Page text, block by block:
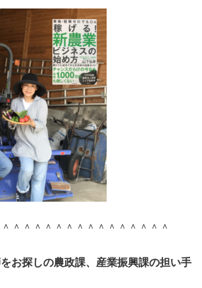
＾＾＾＾＾＾＾＾＾＾＾＾＾＾＾
をお探しの農政課、産業振興課の担い手